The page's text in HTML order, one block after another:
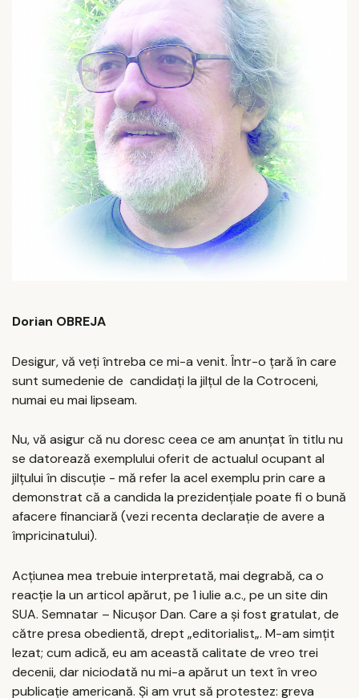
Dorian OBREJA
Desigur, vă veți întreba ce mi-a venit. Într-o țară în care
sunt sumedenie de candidați la jilțul de la Cotroceni,
numai eu mai lipseam.
Nu, vă asigur că nu doresc ceea ce am anunțat în titlu nu
se datorează exemplului oferit de actualul ocupant al
jilțului în discuție - mă refer la acel exemplu prin care a
demonstrat că a candida la prezidențiale poate fi o bună
afacere financiară (vezi recenta declarație de avere a
împricinatului).
Acțiunea mea trebuie interpretată, mai degrabă, ca o
reacție la un articol apărut, pe 1 iulie a.c., pe un site din
SUA. Semnatar – Nicușor Dan. Care a și fost gratulat, de
către presa obedientă, drept „editorialist„. M-am simțit
lezat; cum adică, eu am această calitate de vreo trei
decenii, dar niciodată nu mi-a apărut un text în vreo
publicație americană. Și am vrut să protestez: greva